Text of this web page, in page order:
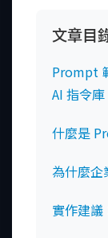
文章目
Prompt
AI 指令庫
什麼是
為什麼
實作建